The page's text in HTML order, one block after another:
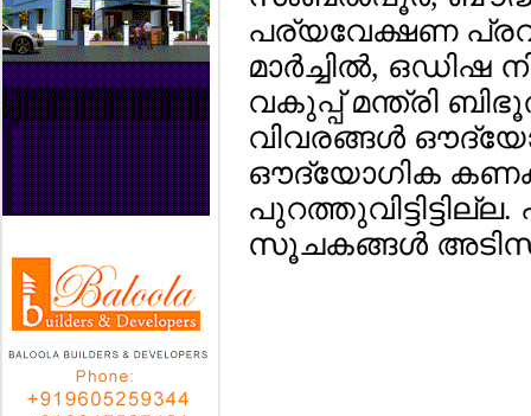
പര്യവേക്ഷണ
മാര്‍ച്ചില്‍, ഒഡിഷ
വകുപ്പ് മന്ത്രി
വിവരങ്ങള്‍
ഔദ്യോഗിക
സൂചകങ്ങള്‍